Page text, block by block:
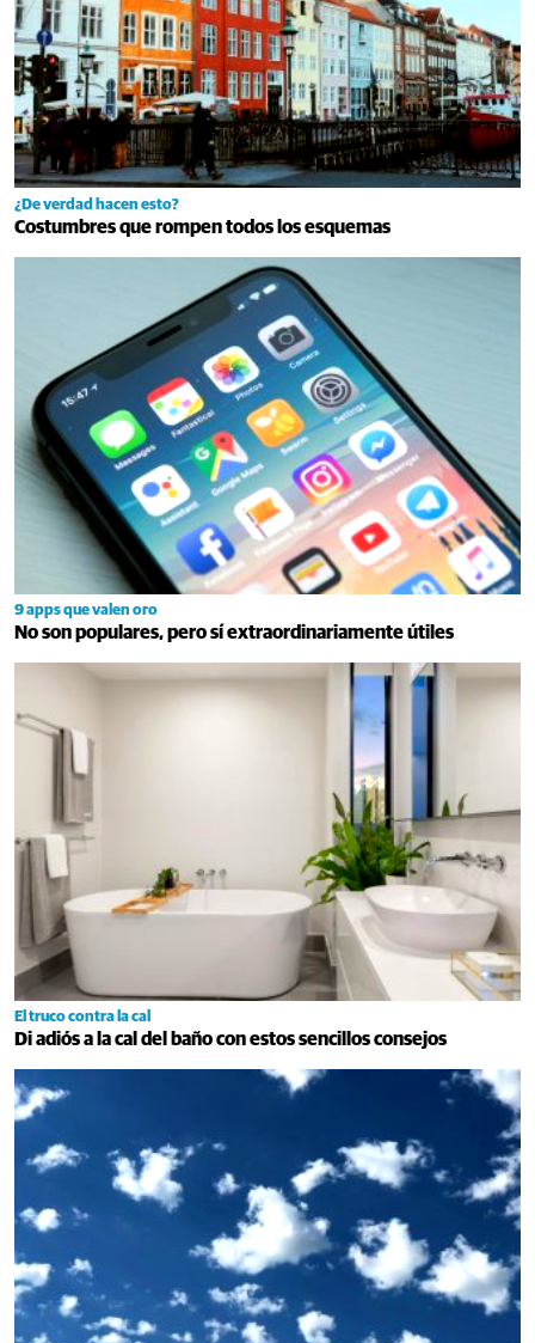
¿De verdad hacen esto?
Costumbres que rompen todos los esquemas
9 apps que valen oro
No son populares, pero sí extraordinariamente útiles
El truco contra la cal
Di adiós a la cal del baño con estos sencillos consejos